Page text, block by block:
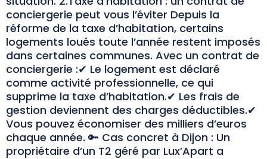
conciergerie peut vous l’éviter Depuis la
réforme de la taxe d’habitation, certains
logements loués toute l’année restent imposés
dans certaines communes. Avec un contrat de
conciergerie :✔ Le logement est déclaré
comme activité professionnelle, ce qui
supprime la taxe d’habitation.✔ Les frais de
gestion deviennent des charges déductibles.✔
Vous pouvez économiser des milliers d’euros
chaque année. 🔑 Cas concret à Dijon : Un
propriétaire d’un T2 géré par Lux’Apart a